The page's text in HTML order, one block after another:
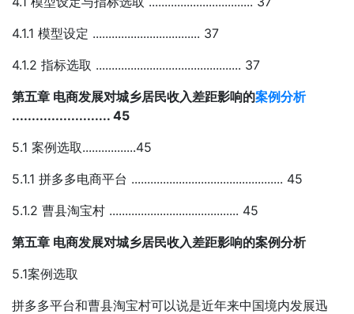
4.1.1 模型设定 .................................. 37
4.1.2 指标选取 .............................................. 37
第五章 电商发展对城乡居民收入差距影响的案例分析
......................... 45
5.1 案例选取.................45
5.1.1 拼多多电商平台 ................................................ 45
5.1.2 曹县淘宝村 ......................................... 45
第五章 电商发展对城乡居民收入差距影响的案例分析
5.1案例选取
拼多多平台和曹县淘宝村可以说是近年来中国境内发展迅